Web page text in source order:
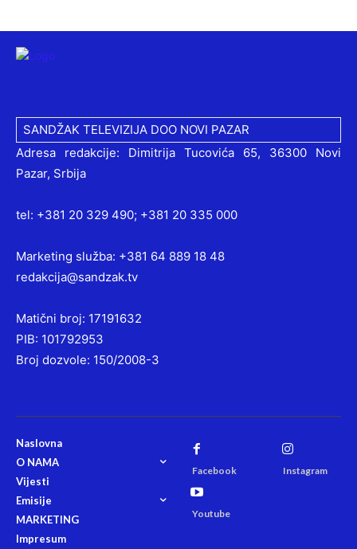
SANDŽAK TELEVIZIJA DOO NOVI PAZAR
Adresa redakcije: Dimitrija Tucovića 65, 36300 Novi
Pazar, Srbija
tel: +381 20 329 490; +381 20 335 000
Marketing služba: +381 64 889 18 48
redakcija@sandzak.tv
Matični broj: 17191632
PIB: 101792953
Broj dozvole: 150/2008-3
Naslovna
O NAMA
Vijesti
Emisije
MARKETING
Impresum
Facebook Instagram
Youtube